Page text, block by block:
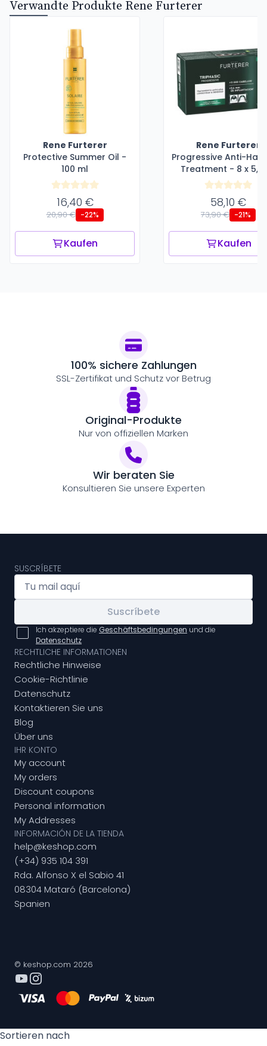
Verwandte Produkte Rene Furterer
Rene Furterer
Protective Summer Oil -
100 ml
16,40 €
20,90 € -22%
Kaufen
Rene Furterer
Progressive Anti-Hair
Treatment - 8 x 5,5
58,10 €
73,90 € -21%
Kaufen
100% sichere Zahlungen
SSL-Zertifikat und Schutz vor Betrug
Original-Produkte
Nur von offiziellen Marken
Wir beraten Sie
Konsultieren Sie unsere Experten
SUSCRÍBETE
Suscríbete
Ich akzeptiere die Geschäftsbedingungen und die
Datenschutz
RECHTLICHE INFORMATIONEN
Rechtliche Hinweise
Cookie-Richtlinie
Datenschutz
Kontaktieren Sie uns
Blog
Über uns
IHR KONTO
My account
My orders
Discount coupons
Personal information
My Addresses
INFORMACIÓN DE LA TIENDA
help@keshop.com
(+34) 935 104 391
Rda. Alfonso X el Sabio 41
08304 Mataró (Barcelona)
Spanien
© keshop.com 2026
Sortieren nach